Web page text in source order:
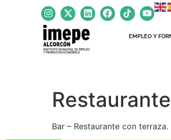
EMPLEO Y
Bar – Restaurante con